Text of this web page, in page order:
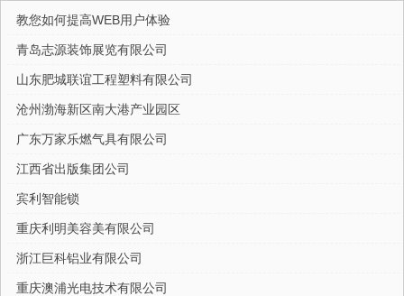
教您如何提高WEB用户体验
青岛志源装饰展览有限公司
山东肥城联谊工程塑料有限公司
沧州渤海新区南大港产业园区
广东万家乐燃气具有限公司
江西省出版集团公司
宾利智能锁
重庆利明美容美有限公司
浙江巨科铝业有限公司
重庆澳浦光电技术有限公司